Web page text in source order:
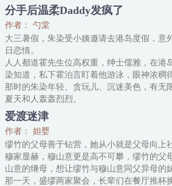
在认真审视三位男主帅得如出一辙的脸后，
思，我脸盲。
系统1、2、3：【没关系，舔谁不是舔。】
有道理，但……
“为什么是当舔狗？”
【因为舔狗握有主动权。】
舔狗守则第一条：任你岿然不动，我自有节
到就是赚到
分手后温柔Daddy发疯了
作者： 勺棠
大三暑假，朱染受小姨邀请去港岛度假，意
日恋情。
人人都道霍先生位高权重，绅士儒雅，在港
染知道，私下霍泊言盯着他游泳，眼神浓稠
那时的朱染年轻、贪玩儿、沉迷美色，有无
夏天和人轰轰烈烈。
三十来岁的霍泊言成熟迷人，容貌顶级，风
选择。
朱染和霍泊言厮混了一整夏，从未有过的放
男人绅士下的强势与霸道。
霍泊言花样百出，身强体壮，朱染年纪轻轻
在暑假终于结束，朱染留下一封
爱渡迷津
作者： 妲婴
缪竹的父母善于钻营，她从小就是父母向上
穆家显赫，穆山意更是高不可攀，缪竹的父
山意的继母，想让缪竹与穆山意同父异母的
那一天，盛缪两家聚会，长辈们在餐厅推杯